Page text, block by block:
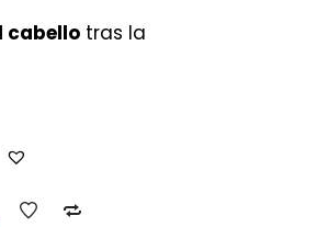
cabello tras la